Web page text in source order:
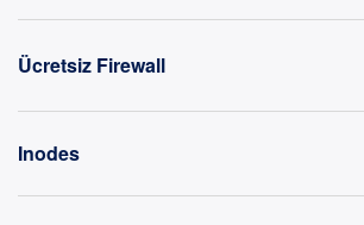
Ücretsiz Firewall
Inodes